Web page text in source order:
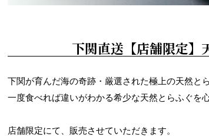
下関直送【店舗限定】
下関が育んだ海の奇跡・厳選された極上の天然とら
一度食べれば違いがわかる希少な天然とらふぐを
店舗限定にて、販売させていただきます。